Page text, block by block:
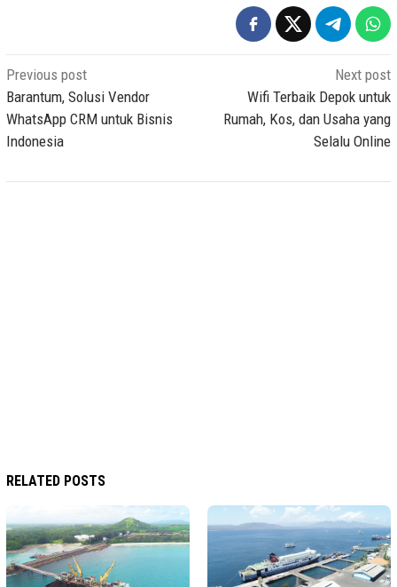
Post
navigation
Previous post
Barantum, Solusi Vendor
WhatsApp CRM untuk Bisnis
Indonesia
Next post
Wifi Terbaik Depok untuk
Rumah, Kos, dan Usaha yang
Selalu Online
RELATED POSTS